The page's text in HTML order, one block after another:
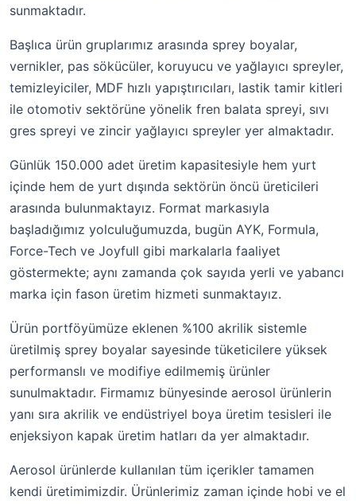
sunmaktadır.
Başlıca ürün gruplarımız arasında sprey boyalar,
vernikler, pas sökücüler, koruyucu ve yağlayıcı spreyler,
temizleyiciler, MDF hızlı yapıştırıcıları, lastik tamir kitleri
ile otomotiv sektörüne yönelik fren balata spreyi, sıvı
gres spreyi ve zincir yağlayıcı spreyler yer almaktadır.
Günlük 150.000 adet üretim kapasitesiyle hem yurt
içinde hem de yurt dışında sektörün öncü üreticileri
arasında bulunmaktayız. Format markasıyla
başladığımız yolculuğumuzda, bugün AYK, Formula,
Force-Tech ve Joyfull gibi markalarla faaliyet
göstermekte; aynı zamanda çok sayıda yerli ve yabancı
marka için fason üretim hizmeti sunmaktayız.
Ürün portföyümüze eklenen %100 akrilik sistemle
üretilmiş sprey boyalar sayesinde tüketicilere yüksek
performanslı ve modifiye edilmemiş ürünler
sunulmaktadır. Firmamız bünyesinde aerosol ürünlerin
yanı sıra akrilik ve endüstriyel boya üretim tesisleri ile
enjeksiyon kapak üretim hatları da yer almaktadır.
Aerosol ürünlerde kullanılan tüm içerikler tamamen
kendi üretimimizdir. Ürünlerimiz zaman içinde hobi ve el